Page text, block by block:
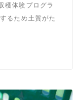
穫体験プログラ
るため土質がた